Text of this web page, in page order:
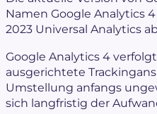
Namen Google Analytics
2023 Universal Analytics
Google Analytics 4
ausgerichtete
Umstellung anfangs
sich langfristig der